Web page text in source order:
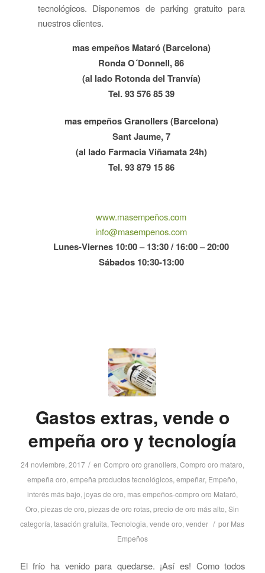
tecnológicos. Disponemos de parking gratuito para
nuestros clientes.
mas empeños Mataró (Barcelona)
Ronda O´Donnell, 86
(al lado Rotonda del Tranvía)
Tel. 93 576 85 39
mas empeños Granollers (Barcelona)
Sant Jaume, 7
(al lado Farmacia Viñamata 24h)
Tel. 93 879 15 86
www.masempeños.com
info@masempenos.com
Lunes-Viernes 10:00 – 13:30 / 16:00 – 20:00
Sábados 10:30-13:00
Gastos extras, vende o
empeña oro y tecnología
24 noviembre, 2017 / en Compro oro granollers,Compro oro mataro,
empeña oro,empeña productos tecnológicos,empeñar, Empeño,
interés más bajo,joyas de oro, mas empeños-compro oro Mataró,
Oro,piezas de oro,piezas de oro rotas,precio de oro más alto,Sin
categoría,tasación gratuita,Tecnologia,vende oro,vender / por Mas
Empeños
El frío ha venido para quedarse. ¡Así es! Como todos